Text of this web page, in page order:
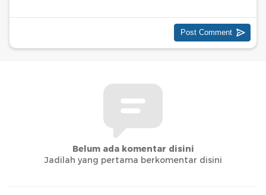
Belum ada komentar disini
Jadilah yang pertama berkomentar disini